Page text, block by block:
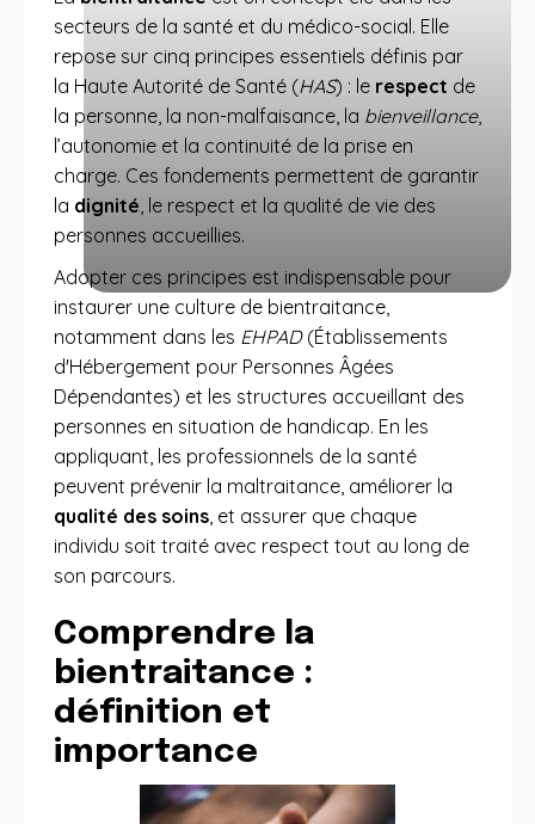
secteurs de la santé et du médico-social. Elle
repose sur cinq principes essentiels définis par
la Haute Autorité de Santé (HAS) : le respect de
la personne, la non-malfaisance, la bienveillance,
l’autonomie et la continuité de la prise en
charge. Ces fondements permettent de garantir
la dignité, le respect et la qualité de vie des
personnes accueillies.
Adopter ces principes est indispensable pour
instaurer une culture de bientraitance,
notamment dans les EHPAD(Établissements
d'Hébergement pour Personnes Âgées
Dépendantes) et les structures accueillant des
personnes en situation de handicap. En les
appliquant, les professionnels de la santé
peuvent prévenir la maltraitance, améliorer la
qualité des soins, et assurer que chaque
individu soit traité avec respect tout au long de
son parcours.
Comprendre la
bientraitance :
définition et
importance